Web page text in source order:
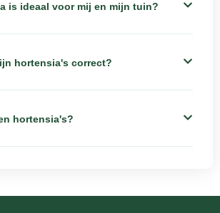
is ideaal voor mij en mijn tuin?
hortensia's correct?
hortensia's?